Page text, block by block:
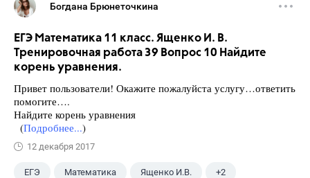
Богдана Брюнеточкина
ЕГЭ Математика 11 класс. Ященко И. В.
Тренировочная работа 39 Вопрос 10 Найдите
корень уравнения.
Привет пользователи! Окажите пожалуйста услугу…ответить
помогите….
Найдите корень уравнения
(Подробнее...)
12 декабря 2017
ЕГЭ Математика Ященко И.В. +2